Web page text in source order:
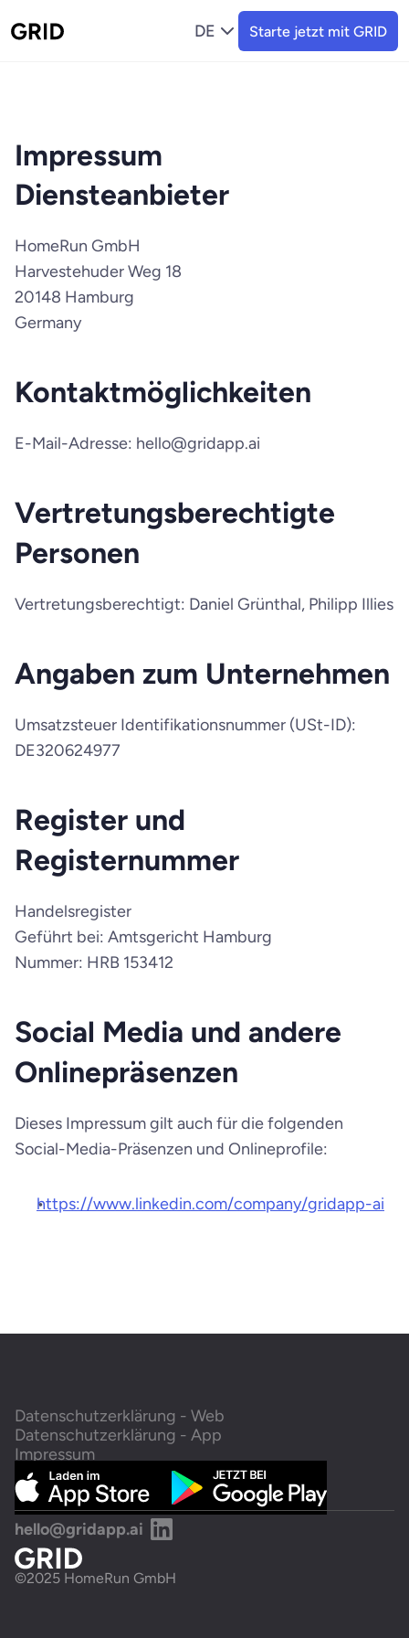
Impressum
Diensteanbieter
HomeRun GmbH
Harvestehuder Weg 18
20148 Hamburg
Germany
Kontaktmöglichkeiten
E-Mail-Adresse: hello@gridapp.ai
Vertretungsberechtigte
Personen
Vertretungsberechtigt: Daniel Grünthal, Philipp Illies
Angaben zum Unternehmen
Umsatzsteuer Identifikationsnummer (USt-ID):
DE320624977
Register und
Registernummer
Handelsregister
Geführt bei: Amtsgericht Hamburg
Nummer: HRB 153412
Social Media und andere
Onlinepräsenzen
Dieses Impressum gilt auch für die folgenden
Social-Media-Präsenzen und Onlineprofile:
https://www.linkedin.com/company/gridapp-ai
DE Starte jetzt mit GRID
©2025 HomeRun GmbH
Datenschutzerklärung - Web
Datenschutzerklärung - App
Impressum
hello@gridapp.ai